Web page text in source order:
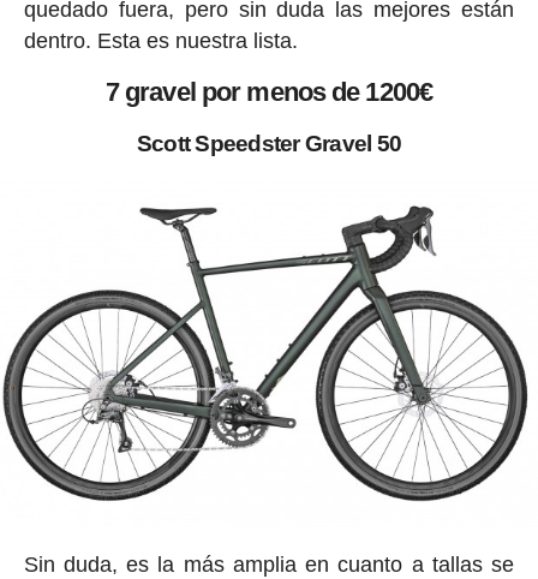
quedado fuera, pero sin duda las mejores están
dentro. Esta es nuestra lista.
7 gravel por menos de 1200€
Scott Speedster Gravel 50
Sin duda, es la más amplia en cuanto a tallas se